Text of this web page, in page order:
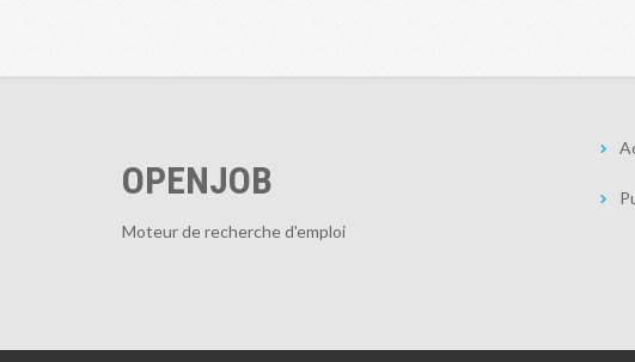
OPENJOB
Moteur de recherche d'emploi